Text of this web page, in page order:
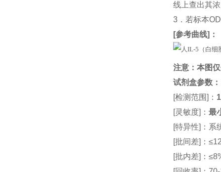
线上查出其
3．若标本
[参考曲线]：
注意：本图
试剂盒参数 ：
[检测范围]：
[灵敏度]：最
[特异性]：系
[批间差]：
[批内差]：